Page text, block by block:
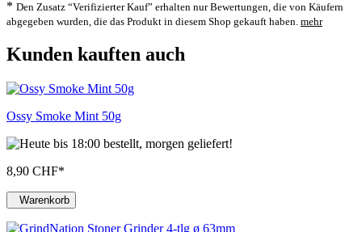
* Den Zusatz “Verifizierter Kauf” erhalten nur Bewertungen, die von Käufern
abgegeben wurden, die das Produkt in diesem Shop gekauft haben. mehr
Kunden kauften auch
Ossy Smoke Mint 50g
8,90 CHF*
Warenkorb